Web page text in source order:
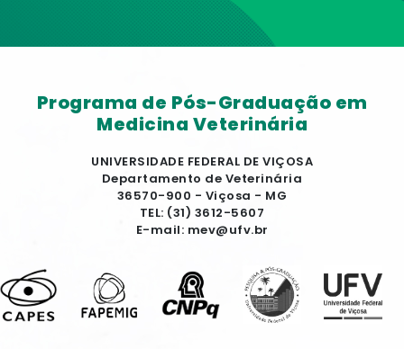
Programa de Pós-Graduação em
Medicina Veterinária
UNIVERSIDADE FEDERAL DE VIÇOSA
Departamento de Veterinária
36570-900 - Viçosa - MG
TEL: (31) 3612-5607
E-mail: mev@ufv.br